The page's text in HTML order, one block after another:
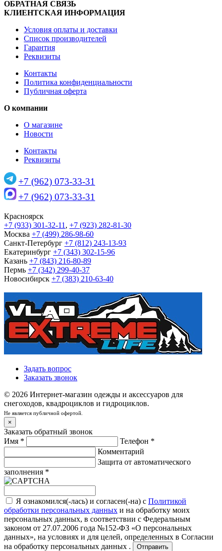
ОБРАТНАЯ СВЯЗЬ
КЛИЕНТСКАЯ ИНФОРМАЦИЯ
Условия оплаты и доставки
Список производителей
Гарантия
Реквизиты
Контакты
Политика конфиденциальности
Публичная оферта
О компании
О магазине
Новости
Контакты
Реквизиты
+7 (962) 073-33-31
+7 (962) 073-33-31
Красноярск
+7 (933) 301-32-11 , +7 (923) 282-81-30
Москва +7 (499) 286-98-60
Санкт-Петербург +7 (812) 243-13-93
Екатеринбург +7 (343) 302-15-96
Казань +7 (843) 216-80-89
Пермь +7 (342) 299-40-37
Новосибирск +7 (383) 210-63-40
Задать вопрос
Заказать звонок
© 2026 Интернет-магазин одежды и аксессуаров для
снегоходов, квадроциклов и гидроциклов.
Не является публичной офертой.
×
Заказать обратный звонок
Имя * Телефон *
Комментарий
Защита от автоматического
заполнения *
Я ознакомился(-лась) и согласен(-на) с Политикой
обработки персональных данных и на обработку моих
персональных данных, в соответствии с Федеральным
законом от 27.07.2006 года №152-ФЗ «О персональных
данных», на условиях и для целей, определенных в Согласии
на обработку персональных данных .
Отправить